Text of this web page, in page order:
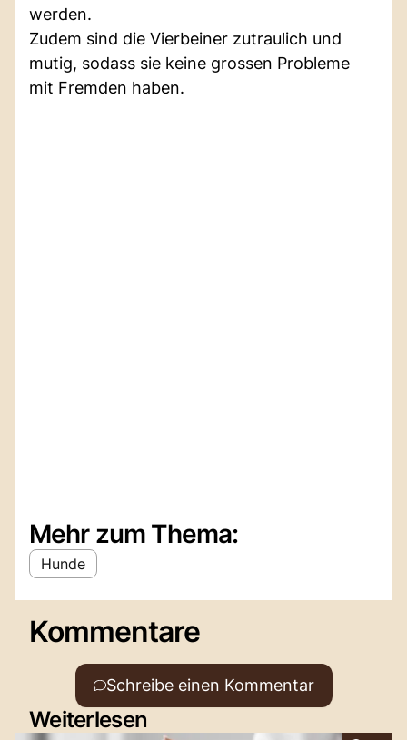
werden.
Zudem sind die Vierbeiner zutraulich und
mutig, sodass sie keine grossen Probleme
mit Fremden haben.
Mehr zum Thema:
Hunde
Kommentare
Schreibe einen Kommentar
Weiterlesen